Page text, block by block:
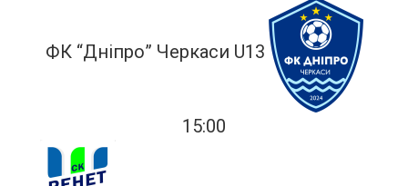
ФК “Дніпро” Черкаси U13
15:00